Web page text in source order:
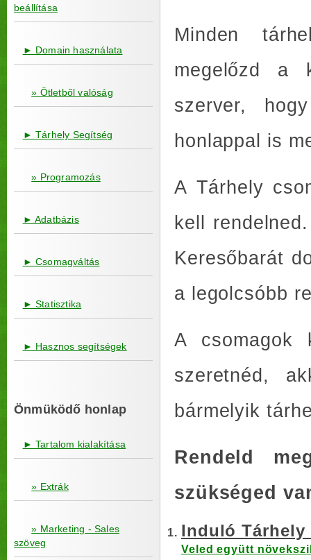
beállítása
► Domain használata
» Ötletből valóság
► Tárhely Segítség
» Programozás
► Adatbázis
► Csomagváltás
► Statisztika
► Hasznos segítségek
Önmüködő honlap
► Tartalom kialakítása
» Extrák
» Marketing - Sales
szöveg
Minden
megelőzd a
szerver,
honlappal is
A Tárhely
kell
Keresőbarát
a legolcsóbb
A csomagok
szeretnéd,
bármelyik
Rendeld
szükséged
Induló Tárhely
Veled együtt